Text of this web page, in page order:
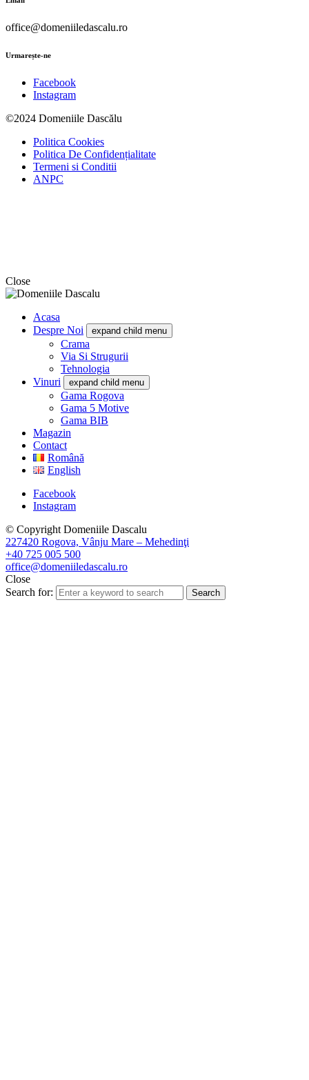
office@domeniiledascalu.ro
Urmarește-ne
Facebook
Instagram
©2024 Domeniile Dascălu
Politica Cookies
Politica De Confidențialitate
Termeni si Conditii
ANPC
Close
Acasa
Despre Noi
expand child menu
Crama
Via Si Strugurii
Tehnologia
Vinuri
expand child menu
Gama Rogova
Gama 5 Motive
Gama BIB
Magazin
Contact
Română
English
Facebook
Instagram
© Copyright Domeniile Dascalu
227420 Rogova, Vânju Mare – Mehedinţi
+40 725 005 500
office@domeniiledascalu.ro
Close
Search for:
Search